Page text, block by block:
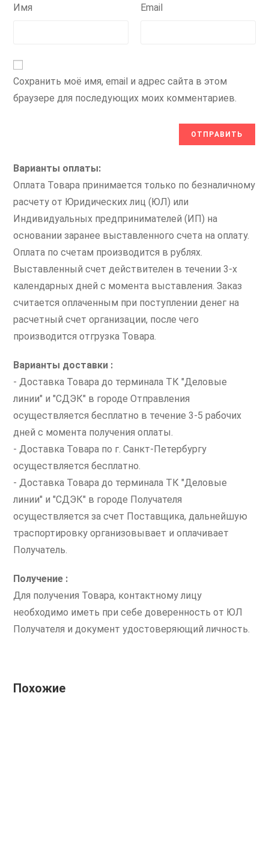
Имя Email
Сохранить моё имя, email и адрес сайта в этом
браузере для последующих моих комментариев.
Варианты оплаты:
Оплата Товара принимается только по безналичному
расчету от Юридических лиц (ЮЛ) или
Индивидуальных предпринимателей (ИП) на
основании заранее выставленного счета на оплату.
Оплата по счетам производится в рублях.
Выставленный счет действителен в течении 3-х
календарных дней с момента выставления. Заказ
считается оплаченным при поступлении денег на
расчетный счет организации, после чего
производится отгрузка Товара.
Варианты доставки :
- Доставка Товара до терминала ТК "Деловые
линии" и "СДЭК" в городе Отправления
осуществляется бесплатно в течение 3-5 рабочих
дней с момента получения оплаты.
- Доставка Товара по г. Санкт-Петербургу
осуществляется бесплатно.
- Доставка Товара до терминала ТК "Деловые
линии" и "СДЭК" в городе Получателя
осуществляется за счет Поставщика, дальнейшую
траспортировку организовывает и оплачивает
Получатель.
Получение :
Для получения Товара, контактному лицу
необходимо иметь при себе доверенность от ЮЛ
Получателя и документ удостоверяющий личность.
Похожие